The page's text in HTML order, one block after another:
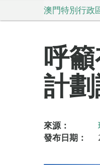
澳門特別行政
呼
計
來源：
發布日期：